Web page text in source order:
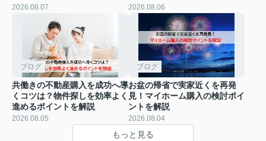
2026.08.07 2026.08.06
ブログ
共働きの不動産購入を成功へ導
くコツは？物件探しを効率よく
進めるポイントを解説
2026.08.05
ブログ
お盆の帰省で実家近くを再発
見！マイホーム購入の検討ポイ
ントを解説
2026.08.04
もっと見る